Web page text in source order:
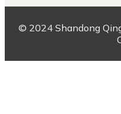
© 2024 Shandong